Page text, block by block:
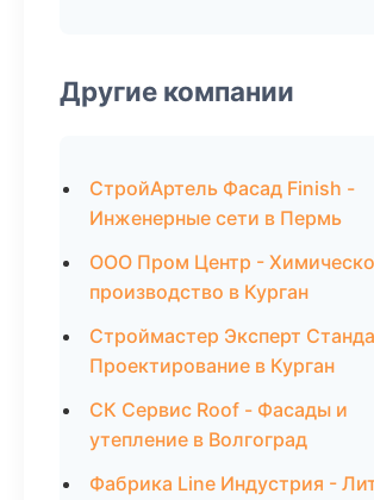
Другие компании
СтройАртель Фасад Finish -
Инженерные сети в Пермь
ООО Пром Центр -
производство в Курган
Строймастер Эксперт
Проектирование в Курган
СК Сервис Roof - Фасады и
утепление в Волгоград
Фабрика Line Индустрия -